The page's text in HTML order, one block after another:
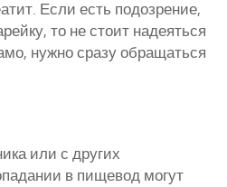
Если есть подозрение,
то не стоит надеяться
нужно сразу обращаться
или с других
в пищевод могут